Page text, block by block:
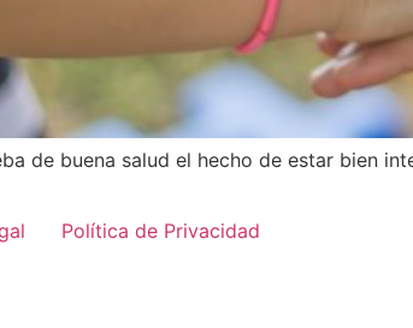
de buena salud el hecho de estar bien
Política de Privacidad